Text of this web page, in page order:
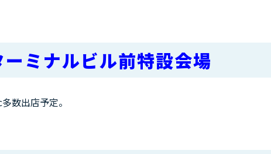
ミナルビル前特設会場
数出店予定。